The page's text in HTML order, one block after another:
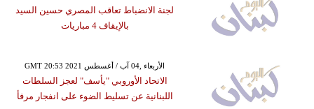
لجنة الانضباط تعاقب المصري حسين السيد
بالإيقاف 4 مباريات
GMT 20:53 2021 الأربعاء ,04 آب / أغسطس
الاتحاد الأوروبي "يأسف" لعجز السلطات
اللبنانية عن تسليط الضوء على انفجار مرفأ